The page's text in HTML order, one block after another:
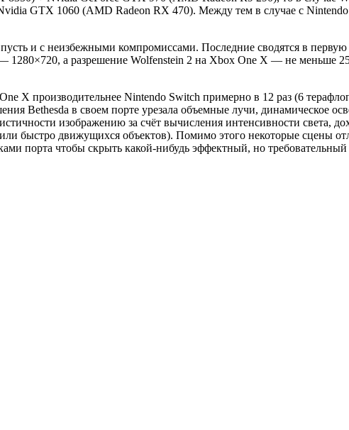
GTX 1060 (AMD Radeon RX 470). Между тем в случае с
и с неизбежными компромиссами. Последние сводятся в
а разрешение Wolfenstein 2 на Xbox One X — не меньше
X производительнее Nintendo Switch примерно в 12 раз (6
Bethesda в своем порте урезала объемные лучи, динамическое
изображению за счёт вычисления интенсивности света,
быстро движущихся объектов). Помимо этого некоторые сцены
порта чтобы скрыть какой-нибудь эффектный, но